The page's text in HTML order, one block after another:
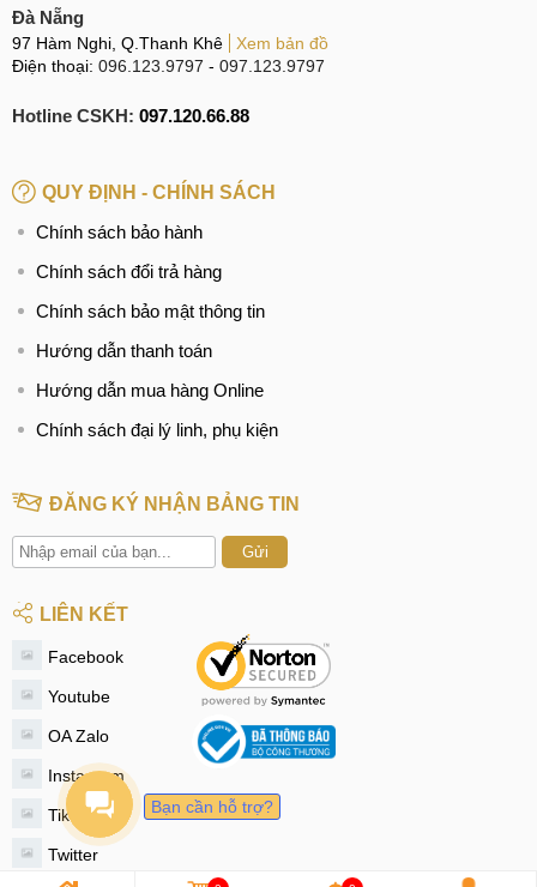
Đà Nẵng
97 Hàm Nghi, Q.Thanh Khê
Xem bản đồ
Điện thoại: 096.123.9797 - 097.123.9797
Hotline CSKH: 097.120.66.88
QUY ĐỊNH - CHÍNH SÁCH
Chính sách bảo hành
Chính sách đổi trả hàng
Chính sách bảo mật thông tin
Hướng dẫn thanh toán
Hướng dẫn mua hàng Online
Chính sách đại lý linh, phụ kiện
ĐĂNG KÝ NHẬN BẢNG TIN
Gửi
LIÊN KẾT
Facebook
Youtube
OA Zalo
Instagram
Tiktok
Twitter
Bạn cần hỗ trợ?